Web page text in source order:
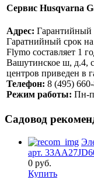
Сервис Husqvarna
Адрес: Гарантийный
Гаратнийный срок
Flymo составляет 1
Вашутинское ш, д.4,
центров приведен в
Телефон: 8 (495)
Режим работы: Пн-
Садовод
арт.
0 руб.
Купить